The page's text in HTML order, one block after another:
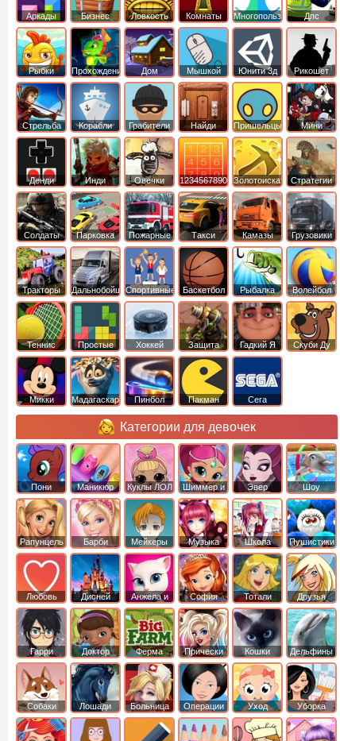
Аркады
Бизнес
симуляторы
Ловкость Комнаты Многопользовательские
Дпс
Рыбки Прохождение Дом Мышкой Юнити 3д Рикошет
Cтрельба
из лука
Корабли Грабители
Найди
выход
Пришельцы Мини
Денди Инди
Овечки
идут домой
1234567890 ЗолотоискательСтратегии
Солдаты
Парковка
машин
Пожарные
машины
Такси Камазы Грузовики
Тракторы ДальнобойщикиСпортивные Баскетбол Рыбалка Волейбол
Теннис Простые Хоккей
Защита
башни
Гадкий Я Скуби Ду
Микки
Мадагаскар Пинбол Пакман Сега
Категории для девочек
Пони
креатор
Маникюр Куклы ЛОЛ
Шиммер и
Шайн
Эвер
Афтер Хай
Шоу
дельфинов
Рапунцель Барби Мейкеры Музыка Школа Пушистики
Любовь Дисней
Анжела и
том
София
Прекрасная
Тотали
Спайс
Друзья
ангелов
Гарри
Поттер
Доктор
Плюшева
Ферма Прически Кошки Дельфины
Собаки Лошади Больница Операции Уход Уборка